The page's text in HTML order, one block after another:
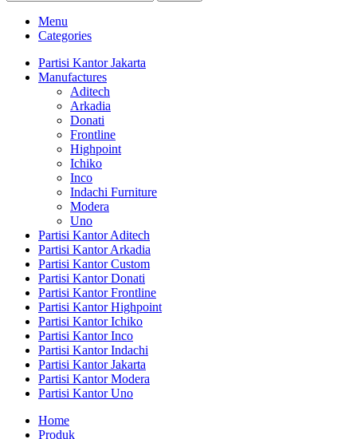
Menu
Categories
Partisi Kantor Jakarta
Manufactures
Aditech
Arkadia
Donati
Frontline
Highpoint
Ichiko
Inco
Indachi Furniture
Modera
Uno
Partisi Kantor Aditech
Partisi Kantor Arkadia
Partisi Kantor Custom
Partisi Kantor Donati
Partisi Kantor Frontline
Partisi Kantor Highpoint
Partisi Kantor Ichiko
Partisi Kantor Inco
Partisi Kantor Indachi
Partisi Kantor Jakarta
Partisi Kantor Modera
Partisi Kantor Uno
Home
Produk